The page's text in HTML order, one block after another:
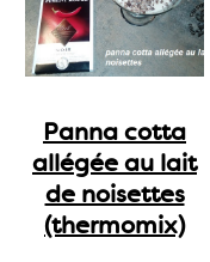
Panna cotta
allégée au lait
de noisettes
(thermomix)